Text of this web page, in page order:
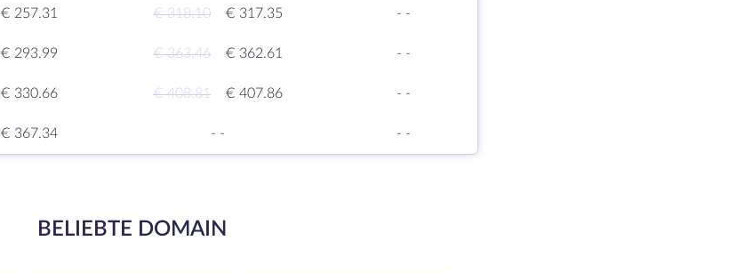
€ 257.31 € 318.10 € 317.35 - -
€ 293.99 € 363.46 € 362.61 - -
€ 330.66 € 408.81 € 407.86 - -
€ 367.34 - - - -
BELIEBTE DOMAIN